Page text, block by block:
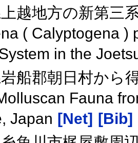
越地方の新第三
( Calyptogena )
in the
船郡朝日村から
Fauna
Japan [Net]
[Bib]